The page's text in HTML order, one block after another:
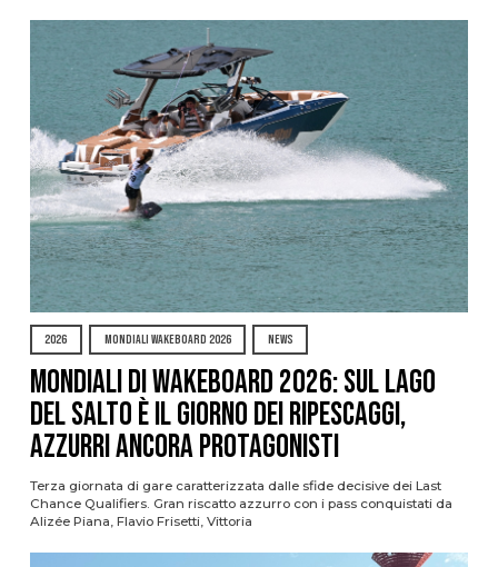
2026 MONDIALI WAKEBOARD 2026 NEWS
Mondiali di Wakeboard 2026: sul Lago
del Salto è il giorno dei ripescaggi,
azzurri ancora protagonisti
Terza giornata di gare caratterizzata dalle sfide decisive dei Last
Chance Qualifiers. Gran riscatto azzurro con i pass conquistati da
Alizée Piana, Flavio Frisetti, Vittoria